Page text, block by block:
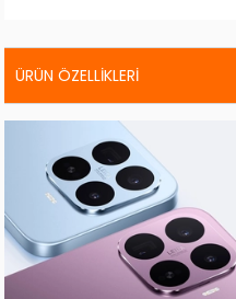
ÜRÜN ÖZELLIKLERI